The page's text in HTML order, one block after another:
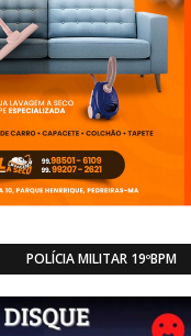
POLÍCIA MILITAR 19ºBPM